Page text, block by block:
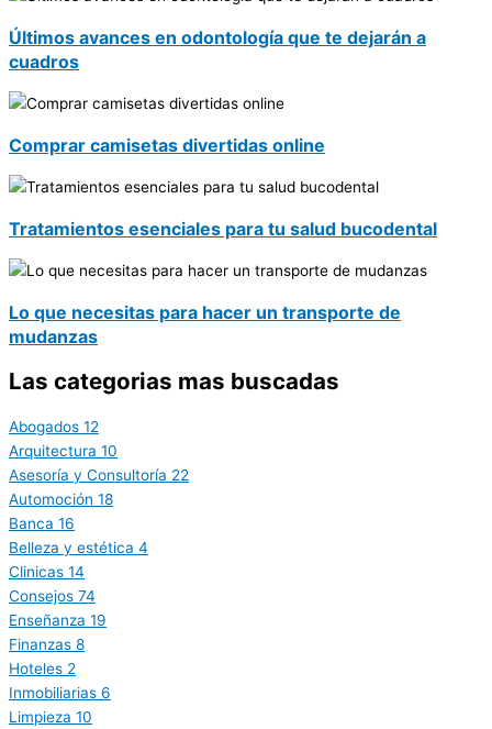
Últimos avances en odontología que te dejarán a
cuadros
Comprar camisetas divertidas online
Tratamientos esenciales para tu salud bucodental
Lo que necesitas para hacer un transporte de
mudanzas
Las categorias mas buscadas
Abogados 12
Arquitectura 10
Asesoría y Consultoría 22
Automoción 18
Banca 16
Belleza y estética 4
Clinicas 14
Consejos 74
Enseñanza 19
Finanzas 8
Hoteles 2
Inmobiliarias 6
Limpieza 10